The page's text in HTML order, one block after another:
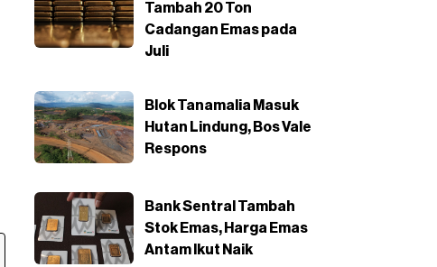
Tambah 20 Ton
Cadangan Emas pada
Juli
Blok Tanamalia Masuk
Hutan Lindung, Bos Vale
Respons
Bank Sentral Tambah
Stok Emas, Harga Emas
Antam Ikut Naik